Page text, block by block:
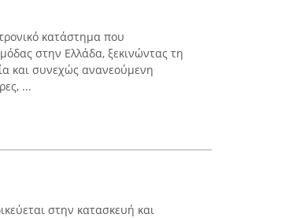
κατάστημα που
στην Ελλάδα, ξεκινώντας τη
και συνεχώς ανανεούμενη
...
στην κατασκευή και